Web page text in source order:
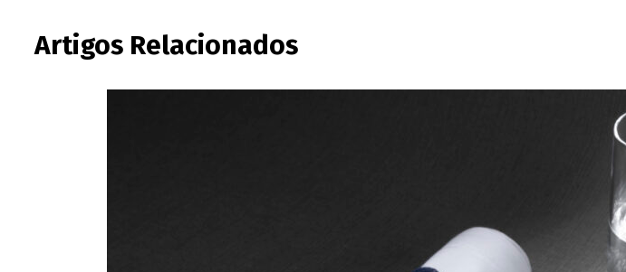
Artigos Relacionados